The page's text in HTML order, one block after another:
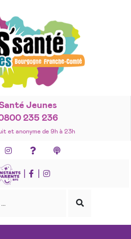
Jeunes
235 236
et anonyme de 9h à 23h
InstagramFoire aux questions
Lancer
recherche